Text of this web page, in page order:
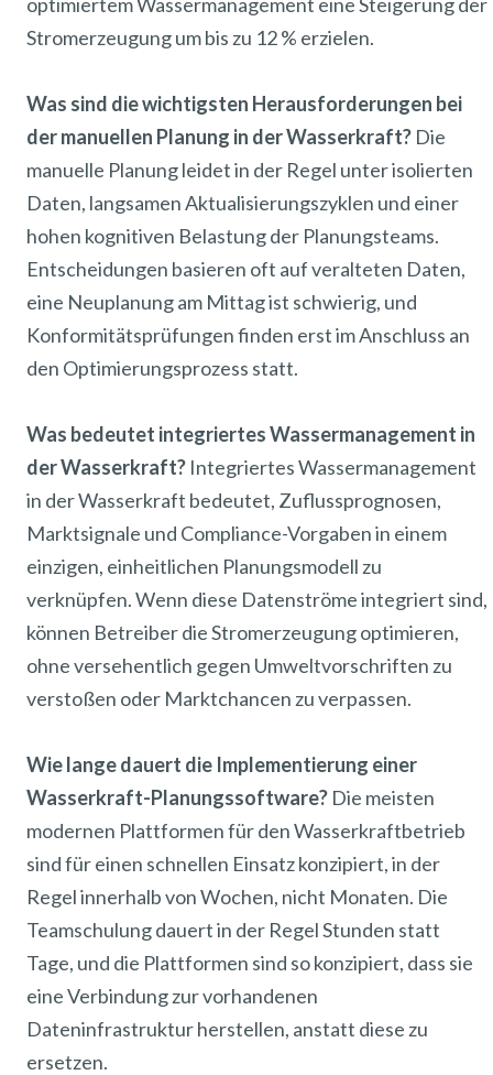
Stromerzeugung um bis zu 12 % erzielen.
Was sind die wichtigsten Herausforderungen bei
der manuellen Planung in der Wasserkraft? Die
manuelle Planung leidet in der Regel unter isolierten
Daten, langsamen Aktualisierungszyklen und einer
hohen kognitiven Belastung der Planungsteams.
Entscheidungen basieren oft auf veralteten Daten,
eine Neuplanung am Mittag ist schwierig, und
Konformitätsprüfungen finden erst im Anschluss an
den Optimierungsprozess statt.
Was bedeutet integriertes Wassermanagement in
der Wasserkraft? Integriertes Wassermanagement
in der Wasserkraft bedeutet, Zuflussprognosen,
Marktsignale und Compliance-Vorgaben in einem
einzigen, einheitlichen Planungsmodell zu
verknüpfen. Wenn diese Datenströme integriert sind,
können Betreiber die Stromerzeugung optimieren,
ohne versehentlich gegen Umweltvorschriften zu
verstoßen oder Marktchancen zu verpassen.
Wie lange dauert die Implementierung einer
Wasserkraft-Planungssoftware? Die meisten
modernen Plattformen für den Wasserkraftbetrieb
sind für einen schnellen Einsatz konzipiert, in der
Regel innerhalb von Wochen, nicht Monaten. Die
Teamschulung dauert in der Regel Stunden statt
Tage, und die Plattformen sind so konzipiert, dass sie
eine Verbindung zur vorhandenen
Dateninfrastruktur herstellen, anstatt diese zu
ersetzen.